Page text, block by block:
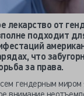
лекарство от
подходит
что
за права.
гендерным
внимание